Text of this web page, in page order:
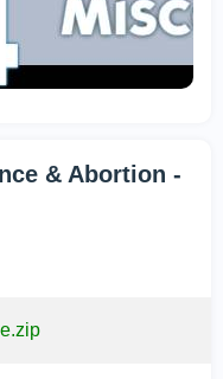
& Abortion -